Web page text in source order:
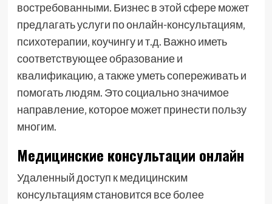
востребованными. Бизнес в этой сфере может
предлагать услуги по онлайн-консультациям‚
психотерапии‚ коучингу и т.д. Важно иметь
соответствующее образование и
квалификацию‚ а также уметь сопереживать и
помогать людям. Это социально значимое
направление‚ которое может принести пользу
многим.
Медицинские консультации онлайн
Удаленный доступ к медицинским
консультациям становится все более